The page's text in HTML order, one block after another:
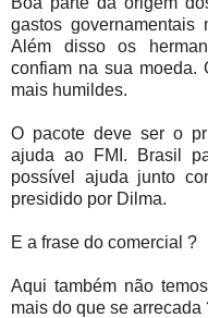
gastos
Além disso os
confiam na sua moeda.
mais humildes.
O pacote deve ser o
ajuda ao FMI. Brasil
possível ajuda junto
presidido por Dilma.
E a frase do comercial ?
Aqui também não
mais do que se arrecada